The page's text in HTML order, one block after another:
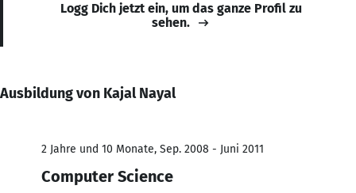
Logg Dich jetzt ein, um das ganze Profil zu
sehen.
Ausbildung von Kajal Nayal
2 Jahre und 10 Monate, Sep. 2008 - Juni 2011
Computer Science